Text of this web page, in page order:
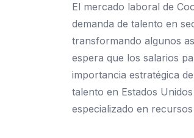
El mercado laboral de
demanda de talento en
transformando algunos
espera que los salarios
importancia estratégica
talento en Estados
especializado en